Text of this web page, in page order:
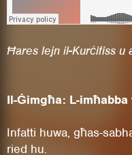
Ħares lejn il-Kurċifiss u
Il-Ġimgħa: L-
Infatti huwa, għas-
ried hu.